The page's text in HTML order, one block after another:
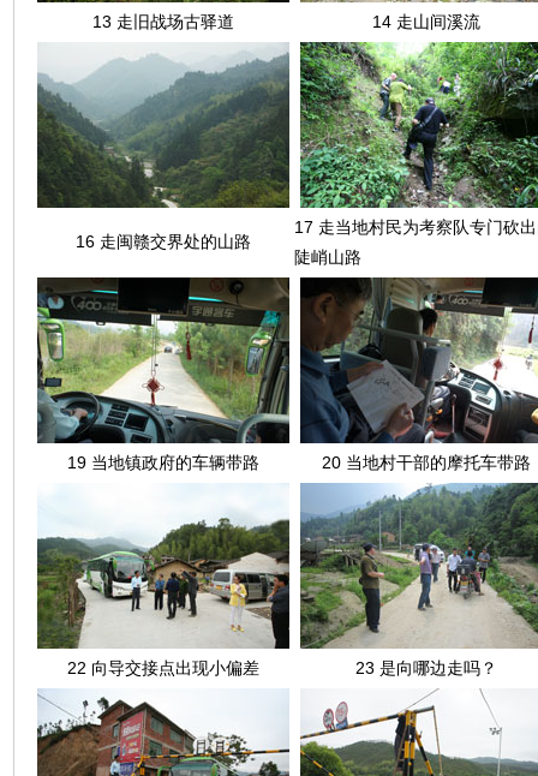
13 走旧战场古驿道 14 走山间溪流
16 走闽赣交界处的山路
17 走当地村民为考察队专门砍
陡峭山路
19 当地镇政府的车辆带路 20 当地村干部的摩托车带路
22 向导交接点出现小偏差 23 是向哪边走吗？